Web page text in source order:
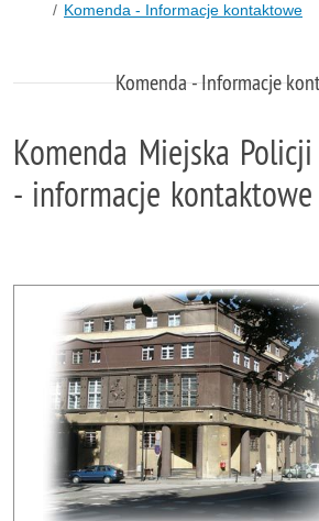
Komenda - Informacje kontaktowe
Komenda - Informacje
Komenda Miejska
- informacje kontaktowe